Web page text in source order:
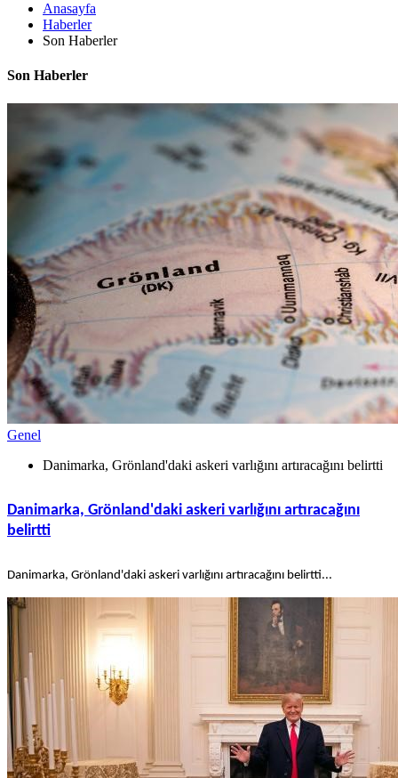
Anasayfa
Haberler
Son Haberler
Son Haberler
Genel
Danimarka, Grönland'daki askeri varlığını artıracağını belirtti
Danimarka, Grönland'daki askeri varlığını artıracağını
belirtti
Danimarka, Grönland'daki askeri varlığını artıracağını belirtti...